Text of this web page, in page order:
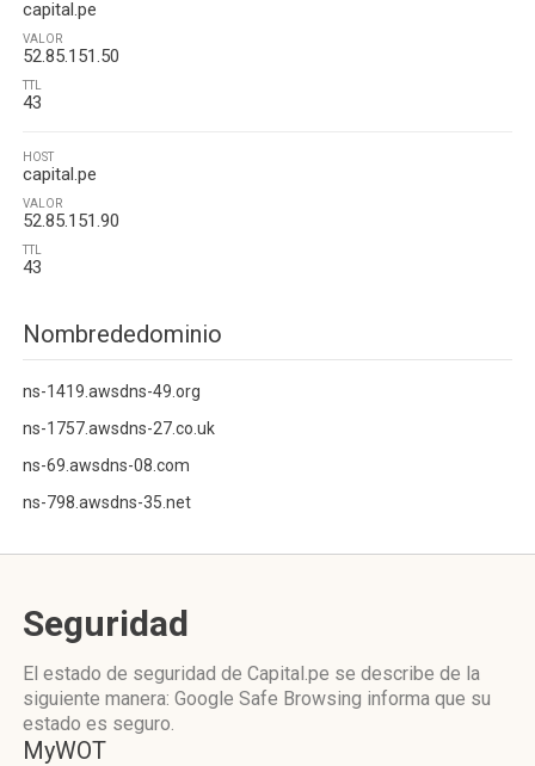
capital.pe
VALOR
52.85.151.50
TTL
43
HOST
capital.pe
VALOR
52.85.151.90
TTL
43
Nombrededominio
ns-1419.awsdns-49.org
ns-1757.awsdns-27.co.uk
ns-69.awsdns-08.com
ns-798.awsdns-35.net
Seguridad
El estado de seguridad de Capital.pe se describe de la
siguiente manera: Google Safe Browsing informa que su
estado es seguro.
MyWOT